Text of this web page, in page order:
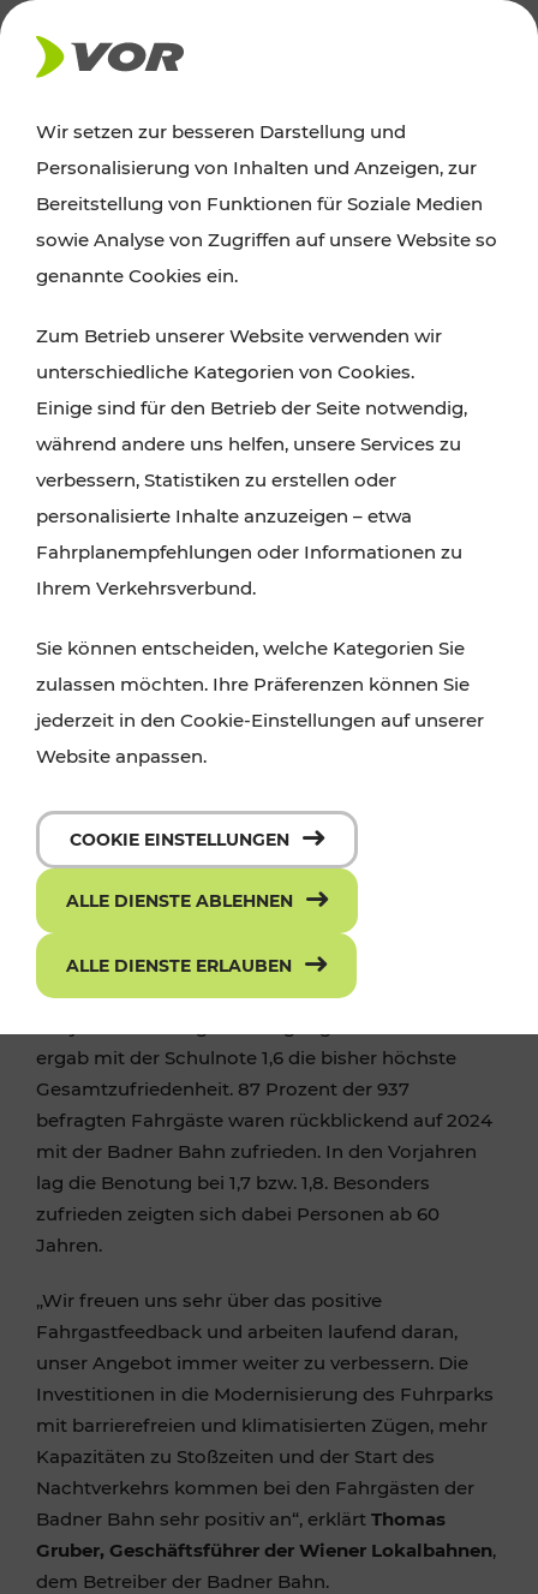
NEWS
13.03.2025
Bestnoten bei
Fahrgastbefragung für die
Zufriedenheit der Fahrgäste auf 87
Prozent gestiegen
ergab mit der Schulnote 1,6 die bisher höchste
Gesamtzufriedenheit. 87 Prozent der 937
befragten Fahrgäste waren rückblickend auf 2024
mit der Badner Bahn zufrieden. In den Vorjahren
lag die Benotung bei 1,7 bzw. 1,8. Besonders
zufrieden zeigten sich dabei Personen ab 60
Jahren.
„Wir freuen uns sehr über das positive
Fahrgastfeedback und arbeiten laufend daran,
unser Angebot immer weiter zu verbessern. Die
Investitionen in die Modernisierung des Fuhrparks
mit barrierefreien und klimatisierten Zügen, mehr
Kapazitäten zu Stoßzeiten und der Start des
Nachtverkehrs kommen bei den Fahrgästen der
Badner Bahn sehr positiv an“, erklärt Thomas
Gruber, Geschäftsführer der Wiener Lokalbahnen,
dem Betreiber der Badner Bahn.
Wir setzen zur besseren Darstellung und
Personalisierung von Inhalten und Anzeigen, zur
Bereitstellung von Funktionen für Soziale Medien
sowie Analyse von Zugriffen auf unsere Website so
genannte Cookies ein.
Zum Betrieb unserer Website verwenden wir
unterschiedliche Kategorien von Cookies.
Einige sind für den Betrieb der Seite notwendig,
während andere uns helfen, unsere Services zu
verbessern, Statistiken zu erstellen oder
personalisierte Inhalte anzuzeigen – etwa
Fahrplanempfehlungen oder Informationen zu
Ihrem Verkehrsverbund.
Sie können entscheiden, welche Kategorien Sie
zulassen möchten. Ihre Präferenzen können Sie
jederzeit in den Cookie-Einstellungen auf unserer
Website anpassen.
COOKIE EINSTELLUNGEN
ALLE DIENSTE ABLEHNEN
ALLE DIENSTE ERLAUBEN